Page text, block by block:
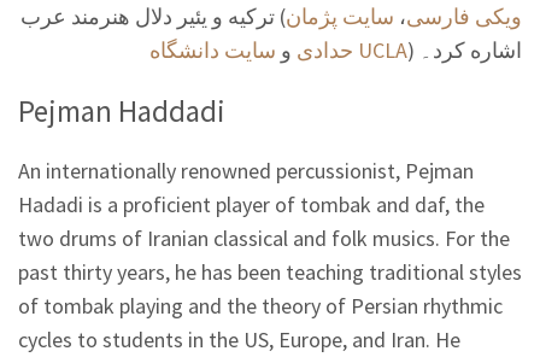
ترکیه و یئیر دلال هنرمند عرب (
ویکی فارسی، سایت پژمان
حدادی و سایت دانشگاه UCLA ) اشاره کرد۔
Pejman Haddadi
An internationally renowned percussionist, Pejman
Hadadi is a proficient player of tombak and daf, the
two drums of Iranian classical and folk musics. For the
past thirty years, he has been teaching traditional styles
of tombak playing and the theory of Persian rhythmic
cycles to students in the US, Europe, and Iran. He